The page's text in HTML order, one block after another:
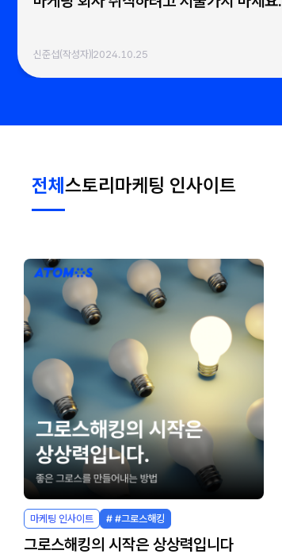
신준섭(작성자) 2024.10.25
전체 스토리 마케팅 인사이트
마케팅 인사이트 # #그로스해킹
그로스해킹의 시작은 상상력입니다